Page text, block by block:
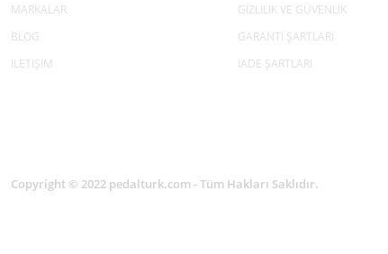
MARKALAR
BLOG
İLETİŞİM
GİZLİLİK VE GÜVENLİK
GARANTİ ŞARTLARI
İADE ŞARTLARI
Copyright © 2022 pedalturk.com - Tüm Hakları Saklıdır.